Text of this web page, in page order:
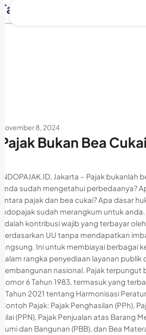
Tag:
November 8, 2024
Pajak Bukan Bea Cukai
INDOPAJAK.ID, Jakarta – Pajak bukanlah
anda sudah mengetahui perbedaanya?
antara pajak dan bea cukai? Apa dasar
Indopajak sudah merangkum untuk
adalah kontribusi wajib yang terbayar
berdasarkan UU tanpa mendapatkan
langsung. Ini untuk membiayai berbagai
dalam rangka penyediaan layanan
pembangunan nasional. Pajak terpungut
Nomor 6 Tahun 1983, termasuk yang
7 Tahun 2021 tentang Harmonisasi
Contoh Pajak: Pajak Penghasilan (PPh),
Nilai (PPN), Pajak Penjualan atas Barang
Bumi dan Bangunan (PBB), dan Bea